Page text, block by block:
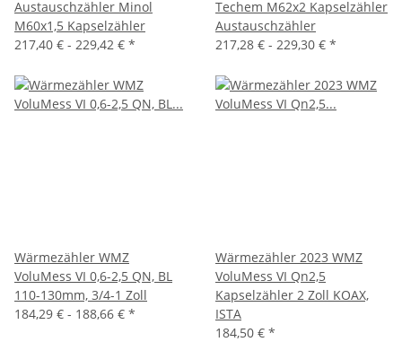
Austauschzähler Minol
M60x1,5 Kapselzähler
217,40 € - 229,42 € *
Techem M62x2 Kapselzähler
Austauschzähler
217,28 € - 229,30 € *
Wärmezähler WMZ
VoluMess VI 0,6-2,5 QN, BL
110-130mm, 3/4-1 Zoll
184,29 € - 188,66 € *
Wärmezähler 2023 WMZ
VoluMess VI Qn2,5
Kapselzähler 2 Zoll KOAX,
ISTA
184,50 € *